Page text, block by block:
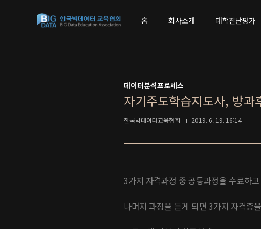
홈
회사소개 대학진단평가
데이터분석프로세스
자기주도학습지도사, 방
한국빅데이터교육협회 2019. 6. 19. 16:14
3가지 자격과정 중 공통과정을 수료하고
나머지 과정을 듣게 되면 3가지 자격증